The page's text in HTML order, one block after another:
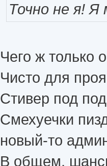
Точно не я!
Чего ж только
Чисто для
Стивер под
Смехуечки
новый-то
В общем,